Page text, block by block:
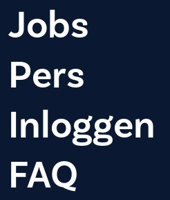
Jobs
Pers
Inloggen
FAQ